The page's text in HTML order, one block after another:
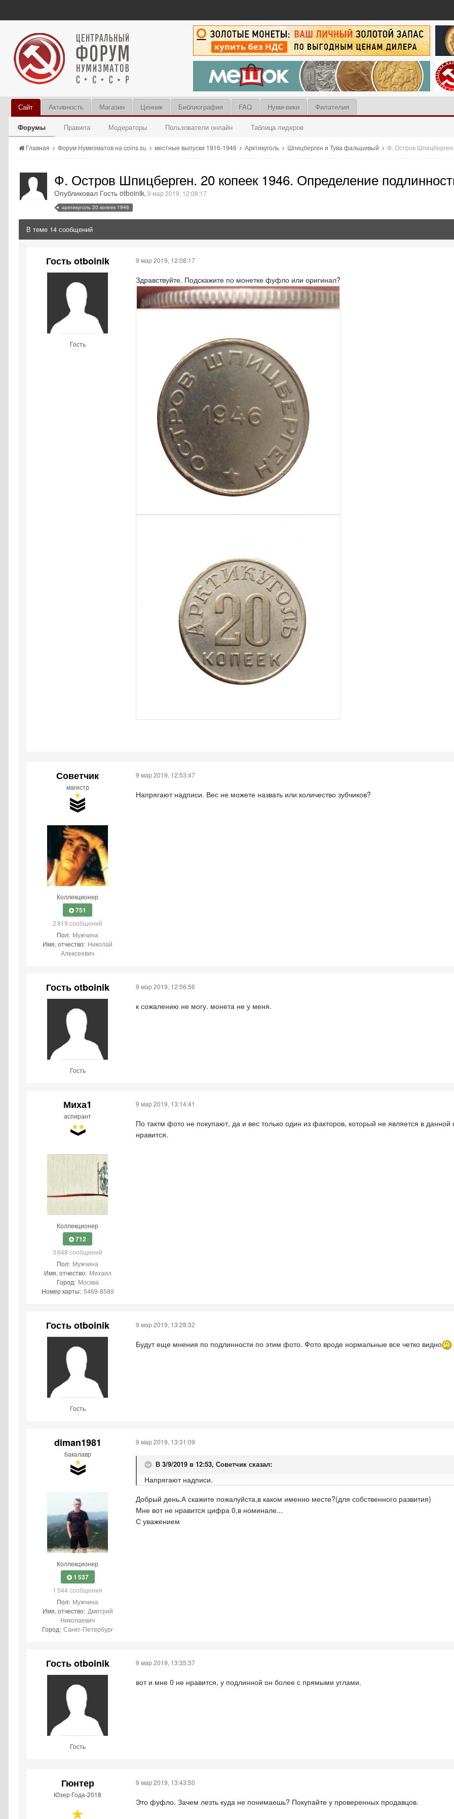
Сайт
Форумы Правила Модераторы Пользователи онлайн Таблица лидеров
Активность Магазин Ценник Библиография FAQ Нуми-вики Филателия
Главная Форум Нумизматов на coins.su местные выпуски 1916-1946 Арктикуголь Шпицберген и Тува фальшивый Ф. Остров
Ф. Остров Шпицберген. 20 копеек 1946. Определение
Опубликовал Гость otboinik, 9 мар 2019, 12:08:17
арктикуголь 20 копеек 1946
В теме 14 сообщений
Гость otboinik
Гость
9 мар 2019, 12:08:17
Здравствуйте. Подскажите по монетке фуфло или оригинал?
Советчик
магистр
Коллекционер
751
2 819 сообщений
Пол: Мужчина
Имя, отчество: Николай
Алексеевич
9 мар 2019, 12:53:47
Напрягают надписи. Вес не можете назвать или количество зубчиков?
Гость otboinik
Гость
9 мар 2019, 12:56:56
к сожалению не могу. монета не у меня.
Миха1
аспирант
Коллекционер
712
3 648 сообщений
Пол: Мужчина
Имя, отчество: Михаил
Город: Москва
Номер карты: 5469-8589
9 мар 2019, 13:14:41
По тактм фото не покупают, да и вес только один из факторов, который не является в
нравится.
Гость otboinik
Гость
9 мар 2019, 13:28:32
Будут еще мнения по подлинности по этим фото. Фото вроде нормальные все четко видно
diman1981
бакалавр
Коллекционер
1 537
1 544 сообщения
Пол: Мужчина
Имя, отчество: Дмитрий
Николаевич
Город: Санкт-Петербург
9 мар 2019, 13:31:09
В 3/9/2019 в 12:53, Советчик сказал:
Напрягают надписи.
Добрый день.А скажите пожалуйста,в каком именно месте?(для собственного развития)
Мне вот не нравится цифра 0,в номинале...
С уважением
Гость otboinik
Гость
9 мар 2019, 13:35:37
вот и мне 0 не нравится, у подлинной он более с прямыми углами.
Гюнтер
Юзер Года-2018
9 мар 2019, 13:43:50
Это фуфло. Зачем лезть куда не понимаешь? Покупайте у проверенных продавцов.